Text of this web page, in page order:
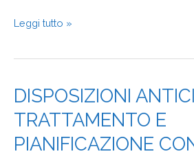
Leggi tutto »
DISPOSIZIONI
TRATTAMENTO E
PIANIFICAZIONE
DISPOSIZIONI
ANTICIPATE
E